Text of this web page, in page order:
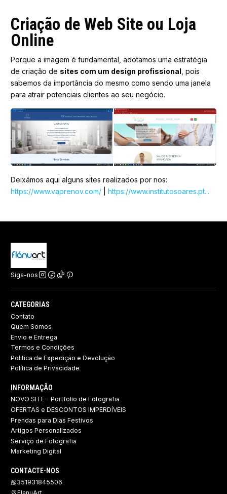
Criação de Web Site ou Loja
Online
Porque a imagem é fundamental, adotamos uma estratégia
de criação de sites com um design profissional , pois
sabemos da importância do mesmo como sendo uma janela
para atrair potenciais clientes ao seu negócio.
Deixámos aqui alguns sites realizados por nos:
https://www.vaprenov.com/
https://www.institutosoares.pt...
Siga-nos
CATEGORIAS
Contato
Quem Somos
Envio e Entrega
Termos e Condições
Politica de Expedição e Devolução ​
Política de Privacidade
INFORMAÇÃO
NOVO SITE - Portfolio de Fotografia
OFERTAS e DESCONTOS IMPERDÍVEIS
Prendas para Dias Festivos
Artigos Personalizados
Serviço de Fotografia
Marketing Digital
CONTACTE-NOS
351931845506